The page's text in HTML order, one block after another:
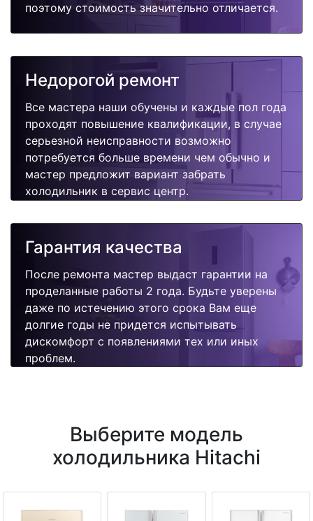
поэтому стоимость значительно отличается.
Недорогой ремонт
Все мастера наши обучены и каждые пол года
проходят повышение квалификации, в случае
серьезной неисправности возможно
потребуется больше времени чем обычно и
мастер предложит вариант забрать
холодильник в сервис центр.
Гарантия качества
После ремонта мастер выдаст гарантии на
проделанные работы 2 года. Будьте уверены
даже по истечению этого срока Вам еще
долгие годы не придется испытывать
дискомфорт с появлениями тех или иных
проблем.
Выберите модель
холодильника Hitachi